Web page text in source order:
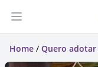
Abrir menu
Home / Quero adotar